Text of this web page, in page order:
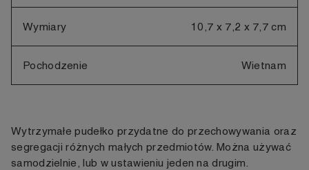
Wymiary 10,7 x 7,2 x 7,7 cm
Pochodzenie Wietnam
Wytrzymałe pudełko przydatne do przechowywania oraz
segregacji różnych małych przedmiotów. Można używać
samodzielnie, lub w ustawieniu jeden na drugim.